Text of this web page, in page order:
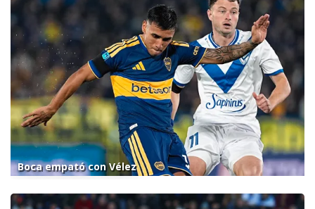
Boca empató con Vélez